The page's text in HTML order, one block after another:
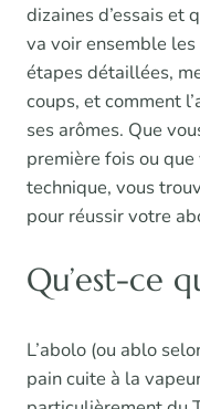
dizaines d’essais et
va voir ensemble
étapes détaillées,
coups, et comment
ses arômes. Que
première fois ou
technique, vous
pour réussir votre
Qu’est-ce
L’abolo (ou ablo
pain cuite à la